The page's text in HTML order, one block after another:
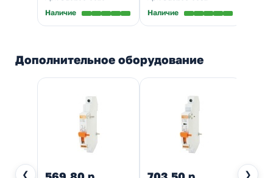
Наличие Наличие
Дополнительное оборудование
❮ ❯